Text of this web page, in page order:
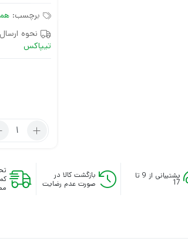
برچسب:
نحوه
تیپاکس
پشتیبانی از 9 تا
17
بازگشت کالا در
صورت عدم رضایت